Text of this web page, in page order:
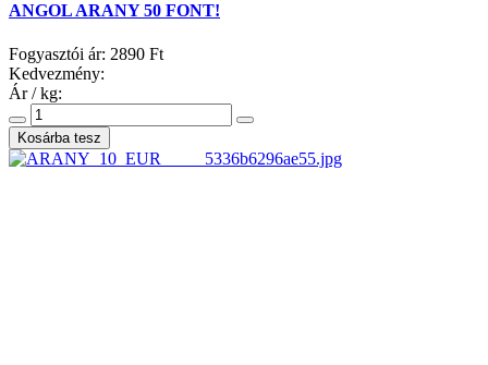
ANGOL ARANY 50 FONT!
Fogyasztói ár: 2890 Ft
Kedvezmény:
Ár / kg: